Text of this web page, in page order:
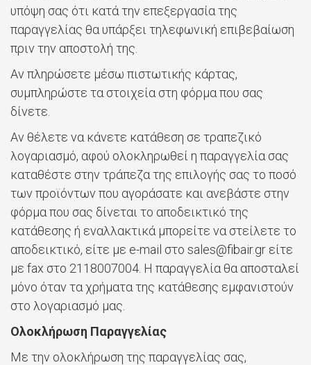
υπόψη σας ότι κατά την επεξεργασία της
παραγγελίας θα υπάρξει τηλεφωνική επιβεβαίωση
πριν την αποστολή της.
Αν πληρώσετε μέσω πιστωτικής κάρτας,
συμπληρώστε τα στοιχεία στη φόρμα που σας
δίνετε.
Αν θέλετε να κάνετε κατάθεση σε τραπεζικό
λογαριασμό, αφού ολοκληρωθεί η παραγγελία σας
καταθέστε στην τράπεζα της επιλογής σας το ποσό
των προϊόντων που αγοράσατε και ανεβάστε στην
φόρμα που σας δίνεται το αποδεικτικό της
κατάθεσης ή εναλλακτικά μπορείτε να στείλετε το
αποδεικτικό, είτε με e-mail στο sales@fibair.gr είτε
με fax στο 2118007004. Η παραγγελία θα αποσταλεί
μόνο όταν τα χρήματα της κατάθεσης εμφανιστούν
στο λογαριασμό μας.
Ολοκλήρωση Παραγγελίας
Με την ολοκλήρωση της παραγγελίας σας,